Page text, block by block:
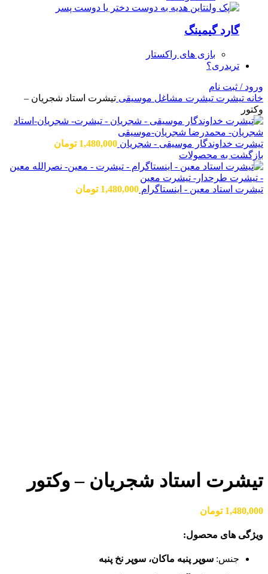
گارد گیمینگ
بازی های راکستار
تریدری؟
ورود / ثبت نام
خانه تیشرت تیشرت مشاغل موسیقی تیشرت استاد شجریان –
وکتور
تیشرت خداوندگار موسیقی - شجریان 1,480,000 تومان
بازگشت به محصولات
تیشرت استاد معین - اینستاگرام 1,480,000 تومان
تیشرت استاد شجریان – وکتور
1,480,000 تومان
ویژگی های محصول:
جنس: سوپر پنبه ماکان، سوپر نخ پنبه